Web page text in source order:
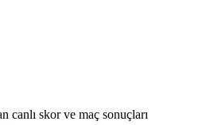
canlı skor ve maç sonuçları